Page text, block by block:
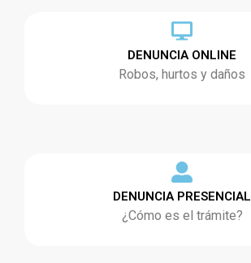
DENUNCIA ONLINE
Robos, hurtos y daños
DENUNCIA PRESENCIAL
¿Cómo es el trámite?